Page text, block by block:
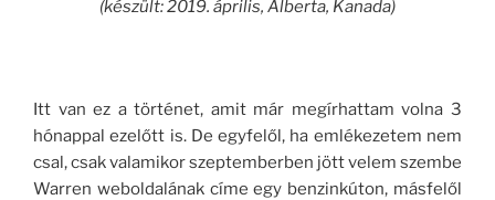
(készült: 2019. április, Alberta, Kanada)
Itt van ez a történet, amit már megírhattam volna 3
hónappal ezelőtt is. De egyfelől, ha emlékezetem nem
csal, csak valamikor szeptemberben jött velem szembe
Warren weboldalának címe egy benzinkúton, másfelől